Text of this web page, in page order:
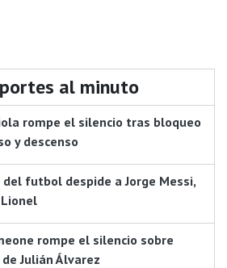
al minuto
rompe el silencio tras bloqueo
y descenso
del futbol despide a Jorge Messi,
rompe el silencio sobre
Julián Álvarez